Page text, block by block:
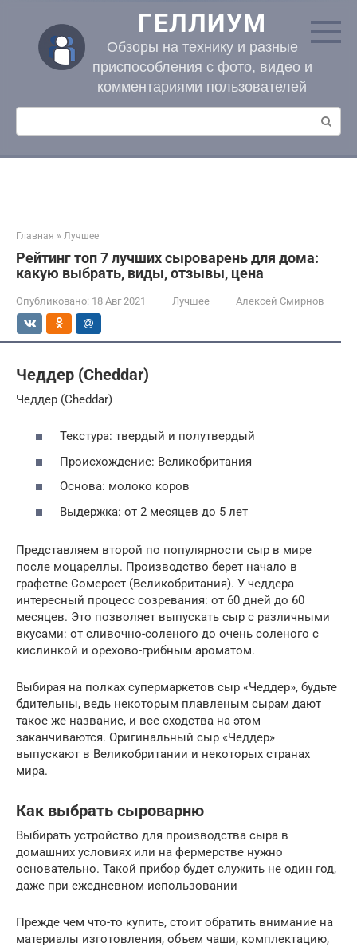
контенту
ГЕЛЛИУМ
Обзоры на технику и разные
приспособления с фото, видео и
комментариями пользователей
Поиск:
Главная » Лучшее
Рейтинг топ 7 лучших сыроварень для дома:
какую выбрать, виды, отзывы, цена
Опубликовано: 18 Авг 2021 Лучшее Алексей Смирнов
Чеддер (Cheddar)
Чеддер (Cheddar)
Текстура: твердый и полутвердый
Происхождение: Великобритания
Основа: молоко коров
Выдержка: от 2 месяцев до 5 лет
Представляем второй по популярности сыр в мире
после моцареллы. Производство берет начало в
графстве Сомерсет (Великобритания). У чеддера
интересный процесс созревания: от 60 дней до 60
месяцев. Это позволяет выпускать сыр с различными
вкусами: от сливочно-соленого до очень соленого с
кислинкой и орехово-грибным ароматом.
Выбирая на полках супермаркетов сыр «Чеддер», будьте
бдительны, ведь некоторым плавленым сырам дают
такое же название, и все сходства на этом
заканчиваются. Оригинальный сыр «Чеддер»
выпускают в Великобритании и некоторых странах
мира.
Как выбрать сыроварню
Выбирать устройство для производства сыра в
домашних условиях или на фермерстве нужно
основательно. Такой прибор будет служить не один год,
даже при ежедневном использовании
Прежде чем что-то купить, стоит обратить внимание на
материалы изготовления, объем чаши, комплектацию,